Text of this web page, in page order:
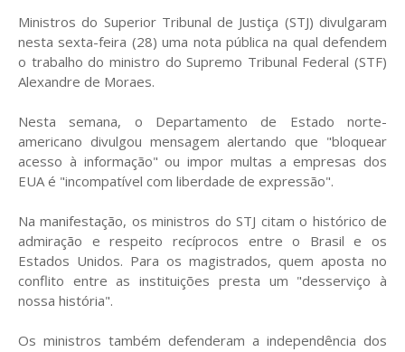
Ministros do Superior Tribunal de Justiça (STJ) divulgaram
nesta sexta-feira (28) uma nota pública na qual defendem
o trabalho do ministro do Supremo Tribunal Federal (STF)
Alexandre de Moraes.
Nesta semana, o Departamento de Estado norte-
americano divulgou mensagem alertando que "bloquear
acesso à informação" ou impor multas a empresas dos
EUA é "incompatível com liberdade de expressão".
Na manifestação, os ministros do STJ citam o histórico de
admiração e respeito recíprocos entre o Brasil e os
Estados Unidos. Para os magistrados, quem aposta no
conflito entre as instituições presta um "desserviço à
nossa história".
Os ministros também defenderam a independência dos